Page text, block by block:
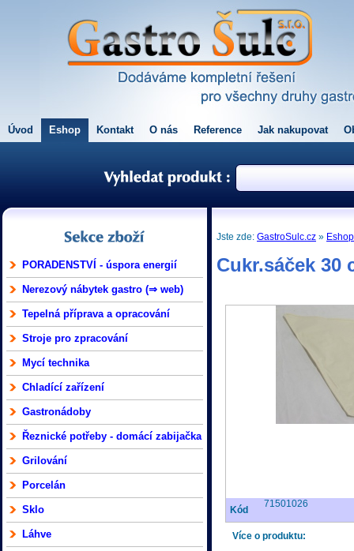
Úvod Eshop Kontakt O nás Reference Jak nakupovat
PORADENSTVÍ - úspora energií
Nerezový nábytek gastro (⇒ web)
Tepelná příprava a opracování
Stroje pro zpracování
Mycí technika
Chladící zařízení
Gastronádoby
Řeznické potřeby - domácí zabijačka
Grilování
Porcelán
Sklo
Láhve
Jste zde:GastroSulc.cz » Eshop
Cukr.sáček 30
Kód
71501026
Více o produktu: